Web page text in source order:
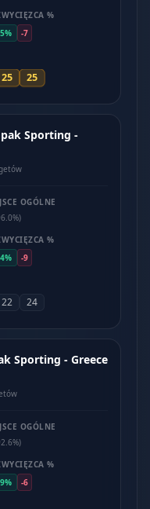
%
-7
25 25
Sporting -
OGÓLNE
%
-9
22 24
Sporting - Greece
OGÓLNE
%
-6